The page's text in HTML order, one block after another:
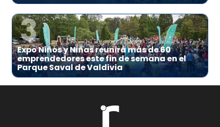
3
Expo Niños y Niñas reunirá más de 60
emprendedores este fin de semana en el
Parque Saval de Valdivia